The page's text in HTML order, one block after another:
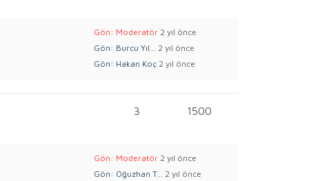
Gön: Moderatör 2 yıl önce
Gön: Burcu Yıl... 2 yıl önce
Gön: Hakan Koç 2 yıl önce
1500
3
Gön: Moderatör 2 yıl önce
Gön: Oğuzhan T... 2 yıl önce